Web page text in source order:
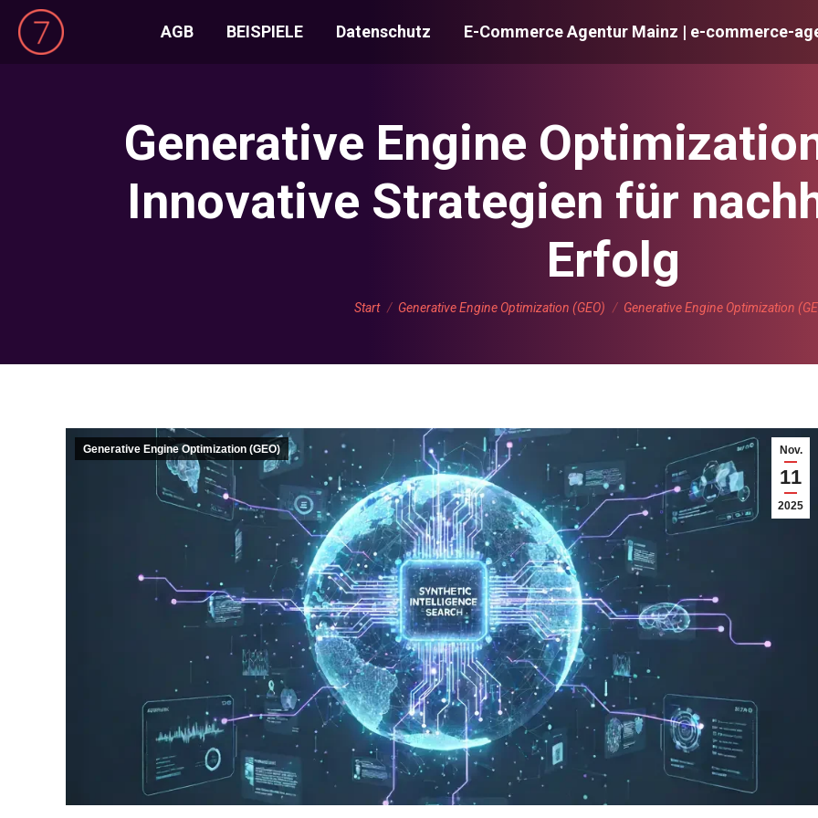
AGB BEISPIELE Datenschutz E-Commerce Agentur Mainz | e-commerce-
Generative Engine
Innovative Strategien für
Erfolg
Sie befinden sich hier:
Start Generative Engine Optimization (GEO) Generative Engine Optimization
Nov.
11
2025
Generative Engine Optimization (GEO)